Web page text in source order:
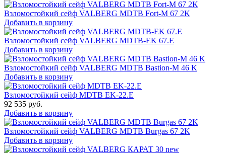
Взломостойкий сейф VALBERG MDTB Fort-M 67 2K
Добавить в корзину
Взломостойкий сейф VALBERG MDTB-EK 67.E
Добавить в корзину
Взломостойкий сейф VALBERG MDTB Bastion-M 46 K
Добавить в корзину
Взломостойкий сейф MDTB EK-22.E
92 535 руб.
Добавить в корзину
Взломостойкий сейф VALBERG MDTB Burgas 67 2K
Добавить в корзину